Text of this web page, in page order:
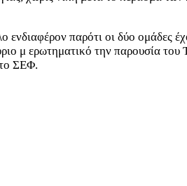
παρότι οι δύο ομάδες
ερωτηματικό την παρουσία του
ΣΕΦ.